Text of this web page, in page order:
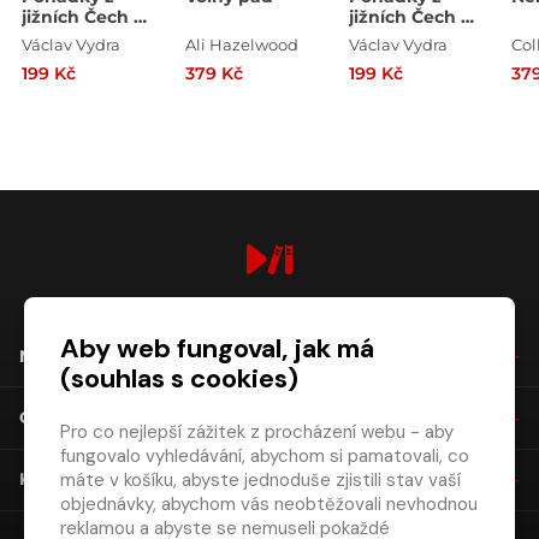
jižních Čech a
Šumavy 2
vyprávění
Václav Vydra
199 Kč
Ali Hazelwood
379 Kč
jižních Čech a
Šumavy aneb
vyprávění
kapra Jakuba
Václav Vydra
199 Kč
NÁKUP
O SPOLEČNOSTI
KONTAKT
Aby web fungoval, jak má
(souhlas s cookies)
Pro co nejlepší zážitek z procházení webu - aby
fungovalo vyhledávání, abychom si pamatovali, co
máte v košíku, abyste jednoduše zjistili stav vaší
objednávky, abychom vás neobtěžovali nevhodnou
reklamou a abyste se nemuseli pokaždé